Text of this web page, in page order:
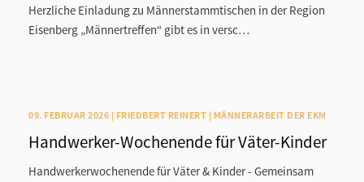
Herzliche Einladung zu Männerstammtischen in der Region
Eisenberg „Männertreffen“ gibt es in versc…
09. FEBRUAR 2026 | FRIEDBERT REINERT | MÄNNERARBEIT DER EKM
Handwerker-Wochenende für Väter-Kinder
Handwerkerwochenende für Väter & Kinder - Gemeinsam